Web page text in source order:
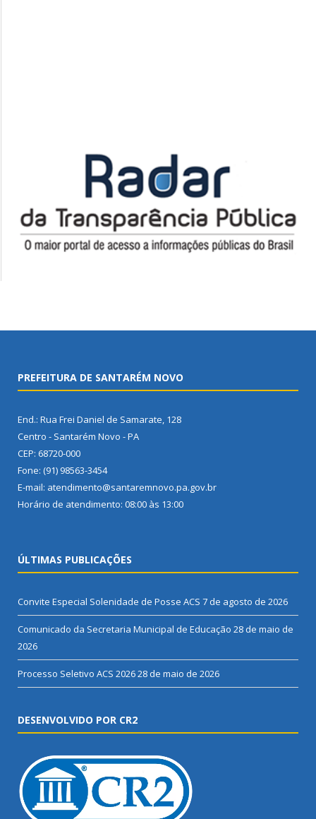
PREFEITURA DE SANTARÉM NOVO
End.: Rua Frei Daniel de Samarate, 128
Centro - Santarém Novo - PA
CEP: 68720-000
Fone: (91) 98563-3454
E-mail: atendimento@santaremnovo.pa.gov.br
Horário de atendimento: 08:00 às 13:00
ÚLTIMAS PUBLICAÇÕES
Convite Especial Solenidade de Posse ACS 7 de agosto de 2026
Comunicado da Secretaria Municipal de Educação 28 de maio de
2026
Processo Seletivo ACS 202628 de maio de 2026
DESENVOLVIDO POR CR2